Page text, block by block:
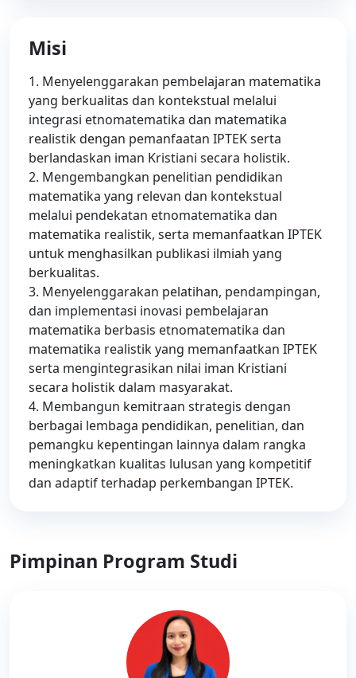
Misi
1. Menyelenggarakan pembelajaran matematika
yang berkualitas dan kontekstual melalui
integrasi etnomatematika dan matematika
realistik dengan pemanfaatan IPTEK serta
berlandaskan iman Kristiani secara holistik.
2. Mengembangkan penelitian pendidikan
matematika yang relevan dan kontekstual
melalui pendekatan etnomatematika dan
matematika realistik, serta memanfaatkan IPTEK
untuk menghasilkan publikasi ilmiah yang
berkualitas.
3. Menyelenggarakan pelatihan, pendampingan,
dan implementasi inovasi pembelajaran
matematika berbasis etnomatematika dan
matematika realistik yang memanfaatkan IPTEK
serta mengintegrasikan nilai iman Kristiani
secara holistik dalam masyarakat.
4. Membangun kemitraan strategis dengan
berbagai lembaga pendidikan, penelitian, dan
pemangku kepentingan lainnya dalam rangka
meningkatkan kualitas lulusan yang kompetitif
dan adaptif terhadap perkembangan IPTEK.
Pimpinan Program Studi